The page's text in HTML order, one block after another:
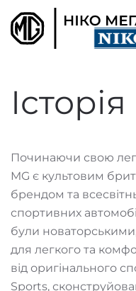
Skip to main
Починаючи свою
MG є культовим
брендом та
спортивних
були
для легкого та
від оригінального
Sports,